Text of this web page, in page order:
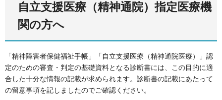
自立支援医療（精神通院）指定医療機
関の方へ
「精神障害者保健福祉手帳」「自立支援医療（精神通院医療）」認
定のための審査・判定の基礎資料となる診断書には、この目的に適
合した十分な情報の記載が求められます。診断書の記載にあたって
の留意事項を記しましたのでご確認ください。